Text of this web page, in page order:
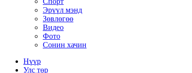
Эрүүл мэнд
Зөвлөгөө
Видео
Фото
Сонин хачин
Нүүр
Улс төр